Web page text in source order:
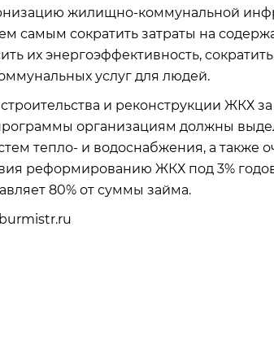
жилищно-коммунальной
самым сократить затраты на
их энергоэффективность,
услуг для людей.
и реконструкции ЖКХ
организациям должны
тепло- и водоснабжения, а также
реформированию ЖКХ под 3%
80% от суммы займа.